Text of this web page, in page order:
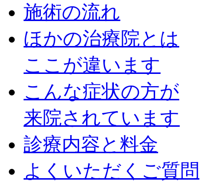
施術の流れ
ほかの治療院とは
ここが違います
こんな症状の方が
来院されています
診療内容と料金
よくいただくご質問